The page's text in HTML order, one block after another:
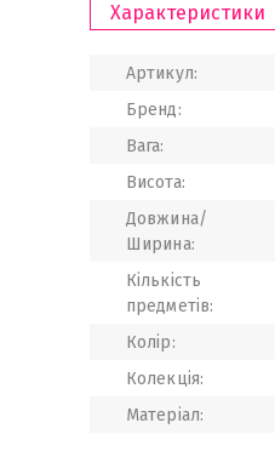
Характеристики
Артикул:
Бренд:
Вага:
Висота:
Довжина/
Ширина:
Кількість
предметів:
Колір:
Колекція:
Матеріал: